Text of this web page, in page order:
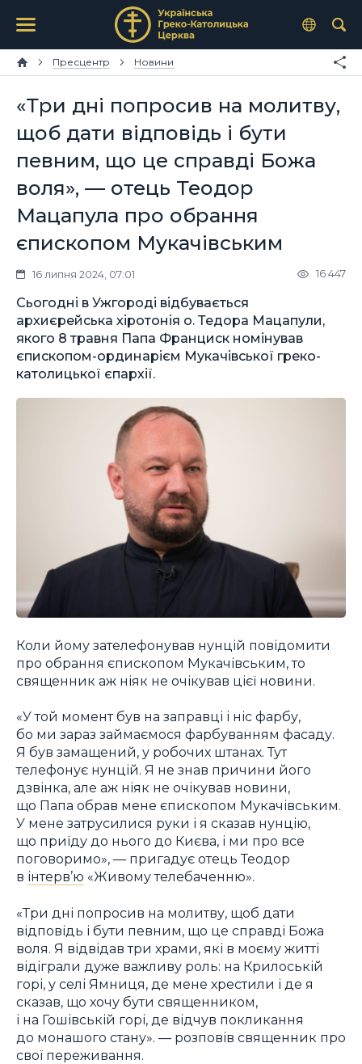
Пресцентр Новини
«Три дні попросив на молитву,
щоб дати відповідь і бути
певним, що це справді Божа
воля», — отець Теодор
Мацапула про обрання
єпископом Мукачівським
16 липня 2024, 07:01 16 447
Сьогодні в Ужгороді відбувається
архиєрейська хіротонія о. Тедора Мацапули,
якого 8 травня Папа Франциск номінував
єпископом-ординарієм Мукачівської греко-
католицької єпархії.
Коли йому зателефонував нунцій повідомити
про обрання єпископом Мукачівським, то
священник аж ніяк не очікував цієї новини.
«У той момент був на заправці і ніс фарбу,
бо ми зараз займаємося фарбуванням фасаду.
Я був замащений, у робочих штанах. Тут
телефонує нунцій. Я не знав причини його
дзвінка, але аж ніяк не очікував новини,
що Папа обрав мене єпископом Мукачівським.
У мене затрусилися руки і я сказав нунцію,
що приїду до нього до Києва, і ми про все
поговоримо», — пригадує отець Теодор
в інтерв’ю «Живому телебаченню».
«Три дні попросив на молитву, щоб дати
відповідь і бути певним, що це справді Божа
воля. Я відвідав три храми, які в моєму житті
відіграли дуже важливу роль: на Крилоській
горі, у селі Ямниця, де мене хрестили і де я
сказав, що хочу бути священником,
і на Гошівській горі, де відчув покликання
до монашого стану». — розповів священник про
свої переживання.